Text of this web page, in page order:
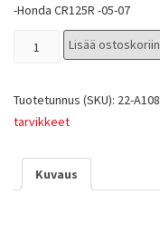
-Honda CR125R -05-07
Lisää ostoskoriin
Tuotetunnus (SKU): 22-A108
tarvikkeet
Kuvaus